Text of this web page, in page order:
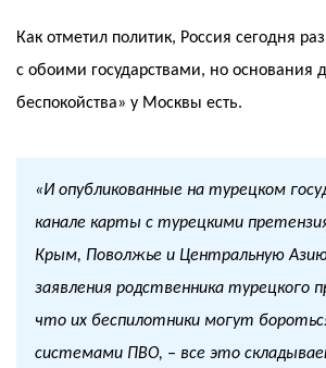
Как отметил политик, Россия сегодня
с обоими государствами, но основания
беспокойства» у Москвы есть.
«И опубликованные на турецком
канале карты с турецкими
Крым, Поволжье и Центральную
заявления родственника турецкого
что их беспилотники могут
системами ПВО, – все это